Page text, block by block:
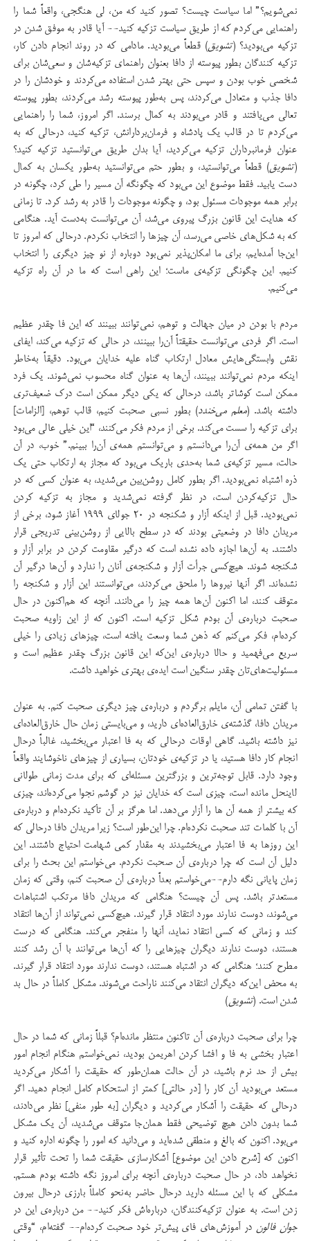
نمی‌شویم؟” اما سیاست چیست؟ تصور کنید که من، لی‌ هنگجی، واقعاً شما را
راهنمایی می‌کردم که از طریق سیاست تزکیه کنید-- آیا قادر به موفق شدن در
تزکیه می‌بودید؟ (تشویق) قطعاً می‌بودید. مادامی که در روند انجام دادن کار،
تزکیه کنندگان بطور پیوسته از دافا بعنوان راهنمای تزکیه‌شان و سعی‌شان برای
شخصی خوب ‌بودن و سپس حتی بهتر شدن استفاده می‌کردند و خودشان را در
دافا جذب و متعادل می‌کردند، پس به‌طور پیوسته رشد می‌کردند، بطور پیوسته
تعالی می‌یافتند و قادر می‌بودند به کمال برسند. اگر امروز، شما را راهنمایی
می‌کردم تا در قالب یک پادشاه و فرمان‌بردارانش، تزکیه کنید، درحالی که به
عنوان فرمانبرداران تزکیه می‌کردید، آیا بدان طریق می‌توانستید تزکیه کنید؟
(تشویق) قطعاً می‌توانستید، و بطور حتم می‌توانستید به‌طور یکسان به کمال
دست یابید. فقط موضوع این می‌بود که چگونگه آن مسیر را طی کرد، چگونه در
برابر همه موجودات مسئول بود، و چگونه موجودات را قادر به رشد کرد. تا زمانی
که هدایت این قانون بزرگ پیروی می‌شد، آن می‌توانست به‌دست آید. هنگامی
که به شکل‌های خاصی می‌رسد، آن چیزها را انتخاب نکردم. درحالی که امروز تا
این‌جا آمده‌ایم، برای ما امکان‌پذیر نمی‌بود دوباره از نو چیز دیگری را انتخاب
کنیم. این چگونگی تزکیه‌ی ماست؛ این راهی است که ما در آن راه تزکیه
می‌کنیم.
مردم با بودن در میان جهالت و توهم، نمی‌توانند ببینند که این فا چقدر عظیم
است. اگر فردی می‌توانست حقیقتاً آن‌را ببینند، در حالی که تزکیه می‌کند، ایفای
نقش وابستگی‌هایش معادل ارتکاب گناه علیه خدایان می‌بود. دقیقاً به‌خاطر
اینکه مردم نمی‌توانند ببینند، آن‌ها به عنوان گناه محسوب نمی‌شوند. یک فرد
ممکن است کوشا‌تر باشد، درحالی که یکی دیگر ممکن است درک ضعیف‌تری
داشته باشد. (معلم می‌خندد) بطور نسبی صحبت کنیم، قالب توهم، [الزامات]
برای تزکیه را سست می‌کند. برخی از مردم فکر می‌کنند، “این خیلی عالی می‌بود
اگر من همه‌ی آن‌را می‌دانستم و می‌توانستم همه‌ی آن‌را ببینم.” خوب، در آن
حالت، مسیر تزکیه‌ی شما به‌حدی باریک می‌بود که مجاز به ارتکاب حتی یک
ذره اشتباه نمی‌بودید. اگر بطور کامل روشن‌بین می‌شدید، به عنوان کسی که در
حال تزکیه‌کردن است، در نظر گرفته نمی‌شدید و مجاز به تزکیه کردن
نمی‌بودید. قبل از اینکه آزار و شکنجه در ۲۰ جولای ۱۹۹۹ آغاز شود، برخی از
مریدان دافا در وضعیتی بودند که در سطح بالایی از روشن‌بینی تدریجی قرار
داشتند. به آن‌ها اجازه داده نشده است که درگیر مقاومت کردن در برابر آزار و
شکنجه شوند. هیچ‌کسی جرأت آزار و شکنجه‌ی آنان را ندارد و آن‌ها درگیر آن
نشده‌اند. اگر آنها نیروها را ملحق می‌کردند، می‌توانستند این آزار و شکنجه را
متوقف کنند، اما اکنون آن‌ها همه چیز را می‌دانند. آنچه که هم‌اکنون در حال
صحبت درباره‌ی آن بودم شکل تزکیه است. اکنون که از این زاویه صحبت
کرده‌ام، فکر می‌کنم که ذهن‌ شما وسعت یافته است، چیزهای زیادی را خیلی
سریع می‌فهمید و حالا درباره‌ی این‌که این قانون بزرگ چقدر عظیم است و
مسئولیت‌های‌تان چقدر سنگین است ایده‌ی بهتری خواهید داشت.
با گفتن تمامی آن، مایلم برگردم و درباره‌ی چیز دیگری صحبت کنم. به عنوان
مریدان دافا، گذشته‌ی خارق‌العاده‌ای دارید، و می‌بایستی زمان حال خارق‌العاده‌ای
نیز داشته باشید. گاهی اوقات درحالی که به فا اعتبار می‌بخشید، غالباً درحال
انجام کار دافا هستید، یا در تزکیه‌ی خودتان، بسیاری از چیزهای ناخوشایند واقعاً
وجود دارد. قابل توجه‌ترین و بزرگترین مسئله‌ای که برای مدت زمانی طولانی
لاینحل مانده است، چیزی است که خدایان نیز در گوشم نجوا می‌کرده‌اند، چیزی
که بیشتر از همه آن ها را آزار می‌دهد. اما هرگز بر آن تأکید نکرده‌ام و درباره‌ی
آن با کلمات تند صحبت نکرده‌ام. چرا این‌طور است؟ زیرا مریدان دافا درحالی که
این روزها به فا اعتبار می‌بخشیدند به مقدار کمی شهامت احتیاج داشتند. این
دلیل آن است که چرا درباره‌ی آن صحبت نکردم. می‌خواستم این بحث را برای
زمان پایانی نگه دارم--می‌خواستم بعداً درباره‌ی آن صحبت کنم، وقتی که زمان
مستعدتر باشد. پس آن چیست؟ هنگامی که مریدان دافا مرتکب اشتباهات
می‌شوند، دوست ندارند مورد انتقاد قرار گیرند. هیچ‌کسی نمی‌تواند از آن‌ها انتقاد
کند و زمانی که کسی انتقاد نماید، آنها را منفجر می‌کند. هنگامی که درست
هستند، دوست ندارند دیگران چیزهایی را که آن‌ها می‌توانند با آن رشد کنند
مطرح کنند؛ هنگامی که در اشتباه هستند، دوست ندارند مورد انتقاد قرار گیرند.
به محض این‌که دیگران انتقاد می‌کنند ناراحت می‌شوند. مشکل کاملاً در حال بد
شدن است. (تشویق)
چرا برای صحبت درباره‌ی آن تاکنون منتظر مانده‌ام؟ قبلاً زمانی که شما در حال
اعتبار بخشی به فا و افشا کردن اهریمن بودید، نمی‌خواستم هنگام انجام امور
بیش از حد نرم باشید، در آن حالت همان‌طور که حقیقت را آشکار می‌کردید
مستعد می‌بودید آن کار را [در حالتی] کمتر از استحکام کامل انجام دهید. اگر
درحالی که حقیقت را آشکار می‌کردید و دیگران [به طور منفی] نظر می‌دادند،
شما بدون دادن هیچ توضیحی فقط همان‌جا متوقف می‌شدید، آن یک مشکل
می‌بود. اکنون که بالغ و منطقی شده‌اید و می‌دانید که امور را چگونه اداره کنید و
اکنون که [شرح دادن این موضوع] آشکار‌سازی حقیقت شما را تحت تأثیر قرار
نخواهد داد، در حال صحبت درباره‌ی آنچه برای امروز نگه داشته بودم هستم.
مشکلی که با این مسئله دارید درحال حاضر به‌نحو کاملاً بارزی درحال بیرون
زدن است. به عنوان تزکیه‌کنندگان، درباره‌اش فکر کنید-- من درباره‌ی این در
جوان فالون در آموزش‌های فای پیش‌تر خود صحبت کرده‌ام-- گفته‌ام، “وقتی